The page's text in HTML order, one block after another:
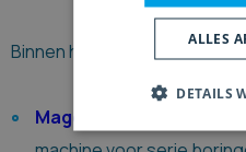
Binnen het assortiment vind
Maggi BS 21 Prestige
ALLES
DETAILS